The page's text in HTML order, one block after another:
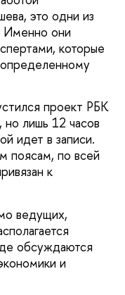
это одни из
они
которые
проект РБК
лишь 12 часов
идет в записи.
поясам, по всей
к
ведущих,
обсуждаются
и